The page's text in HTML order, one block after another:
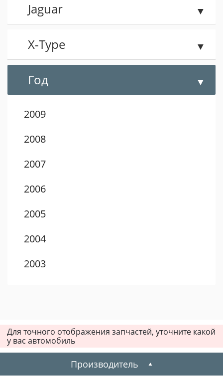
Jaguar
X-Type
Год
2009
2008
2007
2006
2005
2004
2003
Для точного отображения запчастей, уточните какой
у вас автомобиль
Производитель